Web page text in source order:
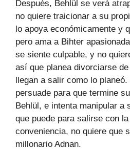
Después, Behlül se verá
no quiere traicionar a su
lo apoya económicamente y
pero ama a Bihter
se siente culpable, y no
así que planea divorciarse
llegan a salir como lo
persuade para que termine
Behlül, e intenta manipular a
que puede para salirse con
conveniencia, no quiere que
millonario Adnan.